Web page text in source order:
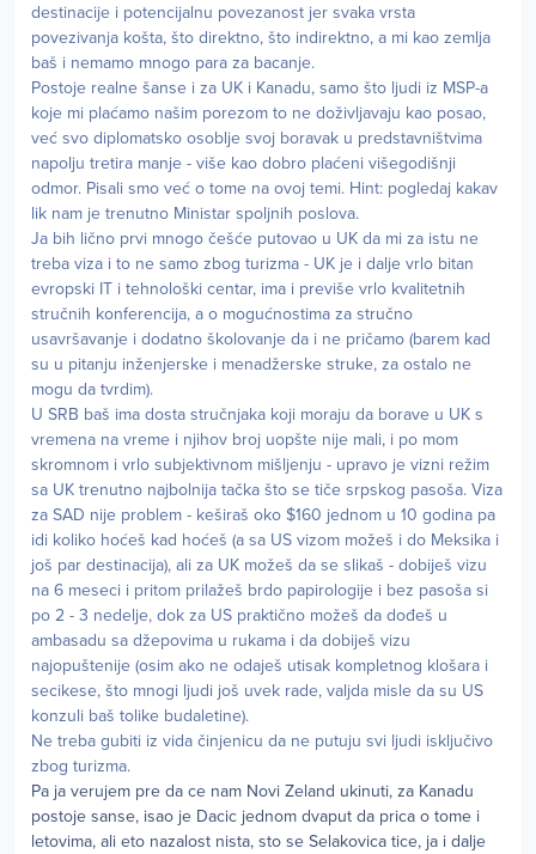
destinacije i potencijalnu povezanost jer svaka vrsta
povezivanja košta, što direktno, što indirektno, a mi kao zemlja
baš i nemamo mnogo para za bacanje.
Postoje realne šanse i za UK i Kanadu, samo što ljudi iz MSP-a
koje mi plaćamo našim porezom to ne doživljavaju kao posao,
već svo diplomatsko osoblje svoj boravak u predstavništvima
napolju tretira manje - više kao dobro plaćeni višegodišnji
odmor. Pisali smo već o tome na ovoj temi. Hint: pogledaj kakav
lik nam je trenutno Ministar spoljnih poslova.
Ja bih lično prvi mnogo češće putovao u UK da mi za istu ne
treba viza i to ne samo zbog turizma - UK je i dalje vrlo bitan
evropski IT i tehnološki centar, ima i previše vrlo kvalitetnih
stručnih konferencija, a o mogućnostima za stručno
usavršavanje i dodatno školovanje da i ne pričamo (barem kad
su u pitanju inženjerske i menadžerske struke, za ostalo ne
mogu da tvrdim).
U SRB baš ima dosta stručnjaka koji moraju da borave u UK s
vremena na vreme i njihov broj uopšte nije mali, i po mom
skromnom i vrlo subjektivnom mišljenju - upravo je vizni režim
sa UK trenutno najbolnija tačka što se tiče srpskog pasoša. Viza
za SAD nije problem - keširaš oko $160 jednom u 10 godina pa
idi koliko hoćeš kad hoćeš (a sa US vizom možeš i do Meksika i
još par destinacija), ali za UK možeš da se slikaš - dobiješ vizu
na 6 meseci i pritom prilažeš brdo papirologije i bez pasoša si
po 2 - 3 nedelje, dok za US praktično možeš da dođeš u
ambasadu sa džepovima u rukama i da dobiješ vizu
najopuštenije (osim ako ne odaješ utisak kompletnog klošara i
secikese, što mnogi ljudi još uvek rade, valjda misle da su US
konzuli baš tolike budaletine).
Ne treba gubiti iz vida činjenicu da ne putuju svi ljudi isključivo
zbog turizma.
Pa ja verujem pre da ce nam Novi Zeland ukinuti, za Kanadu
postoje sanse, isao je Dacic jednom dvaput da prica o tome i
letovima, ali eto nazalost nista, sto se Selakovica tice, ja i dalje